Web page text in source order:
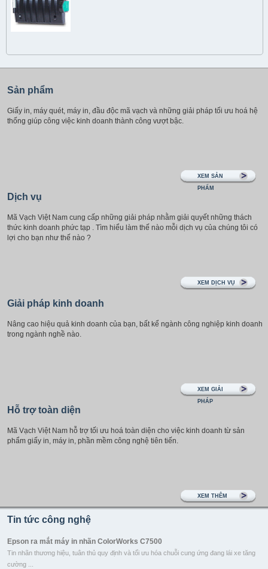
Sản phẩm
Giấy in, máy quét, máy in, đầu độc mã vạch và những giải pháp tối ưu hoá hệ
thống giúp công việc kinh doanh thành công vượt bậc.
XEM SẢN
PHẨM
Dịch vụ
Mã Vạch Việt Nam cung cấp những giải pháp nhằm giải quyết những thách
thức kinh doanh phức tạp . Tìm hiểu làm thế nào mỗi dịch vụ của chúng tôi có
lợi cho bạn như thế nào ?
XEM DỊCH VỤ
Giải pháp kinh doanh
Nâng cao hiệu quả kinh doanh của bạn, bất kể ngành công nghiệp kinh doanh
trong ngành nghề nào.
XEM GIẢI
PHÁP
Hỗ trợ toàn diện
Mã Vạch Việt Nam hỗ trợ tối ưu hoá toàn diện cho việc kinh doanh từ sản
phẩm giấy in, máy in, phần mềm công nghệ tiên tiến.
XEM THÊM
Tin tức công nghệ
Epson ra mắt máy in nhãn ColorWorks C7500
Tin nhãn thương hiệu, tuân thủ quy định và tối ưu hóa chuỗi cung ứng đang lái xe tăng
cường ...